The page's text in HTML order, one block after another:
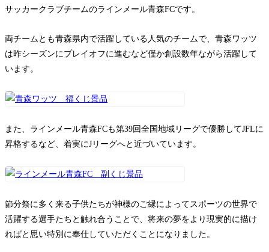
サッカークラブチームのラインメール青森FCです。
両チームとも青森県内で活躍している人気のチームで、青森ワッツ
は昨シーズンにプレイオフに進むなど僅か創設数年ながら活躍して
います。
また、ラインメール青森FCも第39回全国地域リーグで優勝してJFLに
昇格するなど、着実にJリーグへと近づいています。
節分祭に多く来る子供たちが神様のご縁によってスポーツの世界で
活躍する選手たちと触れ合うことで、将来の夢をより現実的に描け
ればと思い特別に奉仕していただくことになりました。